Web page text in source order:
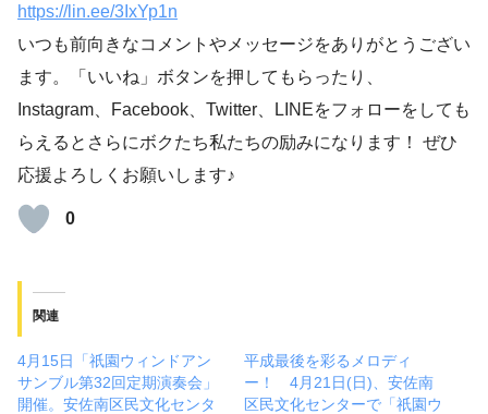
https://lin.ee/3IxYp1n
いつも前向きなコメントやメッセージをありがとうござい
ます。「いいね」ボタンを押してもらったり、
Instagram、Facebook、Twitter、LINEをフォローをしても
らえるとさらにボクたち私たちの励みになります！ ぜひ
応援よろしくお願いします♪
0
関連
4月15日「祇園ウィンドアン
サンブル第32回定期演奏会」
開催。安佐南区民文化センタ
平成最後を彩るメロディ
ー！ 4月21日(日)、安佐南
区民文化センターで「祇園ウ